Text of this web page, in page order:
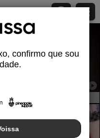
confirmo que sou